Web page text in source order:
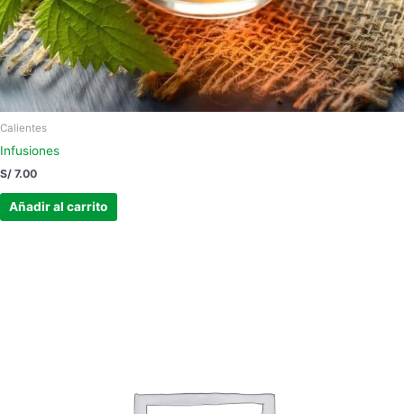
Calientes
Infusiones
S/ 7.00
Añadir al carrito